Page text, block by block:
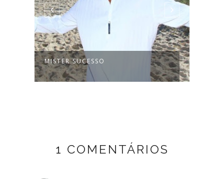
MISTER SUCESSO
1 COMENTÁRIOS